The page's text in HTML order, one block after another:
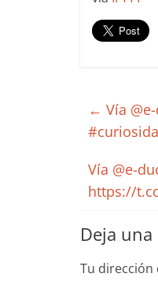
← Vía
Vía @e-
https://
Deja
Tu dirección